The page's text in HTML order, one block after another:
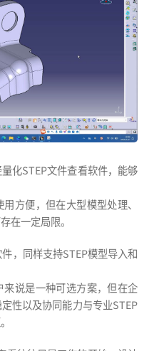
化STEP文件查看软件，能够
方便，但在大型模型处理、
在一定局限。
，同样支持STEP模型导入和
说是一种可选方案，但在企
性以及协同能力与专业STEP